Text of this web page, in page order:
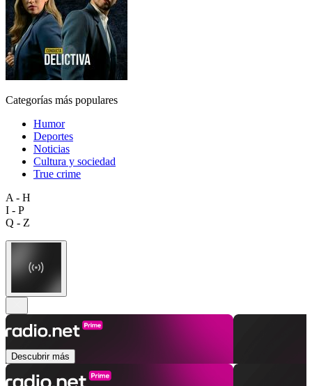
Categorías más populares
Humor
Deportes
Noticias
Cultura y sociedad
True crime
A - H
I - P
Q - Z
Descubrir más